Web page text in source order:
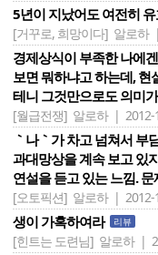
5년이 지났어도 여전히
[거꾸로, 희망이다] 알로하
경제상식이 부족한 나에
보면 뭐하냐고 하는데,
테니 그것만으로도 의미
[월급전쟁] 알로하 | 2012-
｀나｀가 차고 넘쳐서 부
과대망상을 계속 보고 있
연설을 듣고 있는 느낌.
[오토픽션] 알로하 | 2012-
생이 가혹하여라 리뷰
[힌트는 도련님] 알로하 |